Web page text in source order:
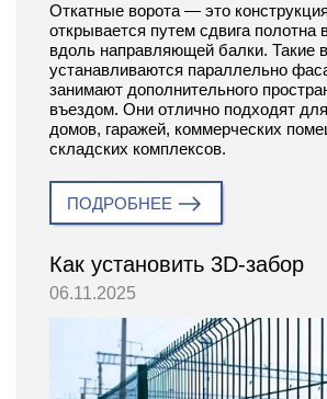
Откатные ворота — это
открывается путем сдвига полотна
вдоль направляющей балки. Такие
устанавливаются параллельно
занимают дополнительного
въездом. Они отлично подходят
домов, гаражей, коммерческих
складских комплексов.
ПОДРОБНЕЕ
Как установить 3D-забор
06.11.2025